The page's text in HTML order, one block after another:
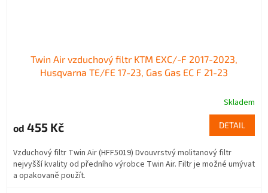
Twin Air vzduchový filtr KTM EXC/-F 2017-2023,
Husqvarna TE/FE 17-23, Gas Gas EC F 21-23
Skladem
od 455 Kč DETAIL
Vzduchový filtr Twin Air (HFF5019) Dvouvrstvý molitanový filtr
nejvyšší kvality od předního výrobce Twin Air. Filtr je možné umývat
a opakovaně použít.